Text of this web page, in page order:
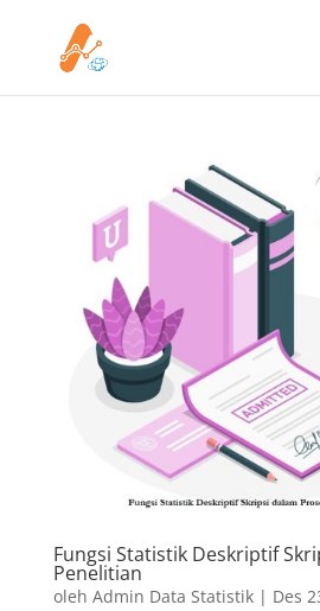
Fungsi Statistik Deskriptif
Penelitian
oleh Admin Data Statistik| Des